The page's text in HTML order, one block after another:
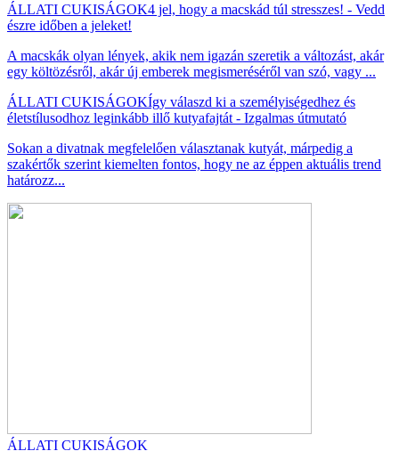
ÁLLATI CUKISÁGOK4 jel, hogy a macskád túl stresszes! - Vedd
észre időben a jeleket!
A macskák olyan lények, akik nem igazán szeretik a változást, akár
egy költözésről, akár új emberek megismeréséről van szó, vagy ...
ÁLLATI CUKISÁGOKÍgy válaszd ki a személyiségedhez és
életstílusodhoz leginkább illő kutyafajtát - Izgalmas útmutató
Sokan a divatnak megfelelően választanak kutyát, márpedig a
szakértők szerint kiemelten fontos, hogy ne az éppen aktuális trend
határozz...
ÁLLATI CUKISÁGOK